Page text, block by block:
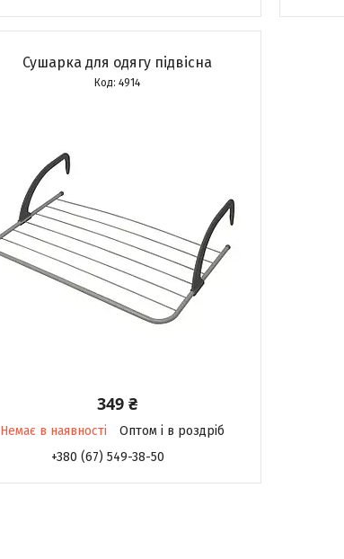
Сушарка для одягу підвісна
4914
349 ₴
Немає в наявності
Оптом і в роздріб
+380 (67) 549-38-50